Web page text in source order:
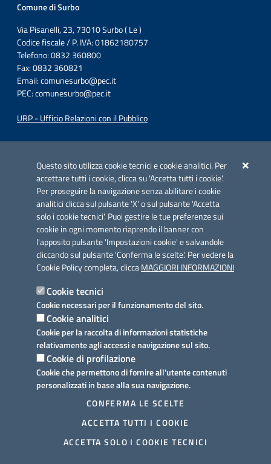
Questo sito utilizza cookie tecnici e cookie analitici. Per
accettare tutti i cookie, clicca su 'Accetta tutti i cookie'.
Per proseguire la navigazione senza abilitare i cookie
analitici clicca sul pulsante 'X' o sul pulsante 'Accetta
solo i cookie tecnici'. Puoi gestire le tue preferenze sui
cookie in ogni momento riaprendo il banner con
l'apposito pulsante 'Impostazioni cookie' e salvandole
cliccando sul pulsante 'Conferma le scelte'. Per vedere la
Cookie Policy completa, cliccaMAGGIORI INFORMAZIONI
Cookie tecnici
Cookie necessari per il funzionamento del sito.
Cookie analitici
Cookie per la raccolta di informazioni statistiche
relativamente agli accessi e navigazione sul sito.
Cookie di profilazione
Cookie che permettono di fornire all'utente contenuti
personalizzati in base alla sua navigazione.
CONFERMA LE SCELTE
ACCETTA TUTTI I COOKIE
ACCETTA SOLO I COOKIE TECNICI
Comune di Surbo
Via Pisanelli, 23, 73010 Surbo ( Le )
Codice fiscale / P. IVA: 01862180757
Telefono: 0832 360800
Fax: 0832 360821
Email:comunesurbo@pec.it
PEC:comunesurbo@pec.it
URP - Ufficio Relazioni con il Pubblico
Azione 2.3.
Link utili
Informativa privacy
Dichiarazione di accessibilità
Note legali
Domande frequenti
Richiesta assistenza
Prenotazione appuntamento
Segnalazione disservizio
Meccanismo di feedback